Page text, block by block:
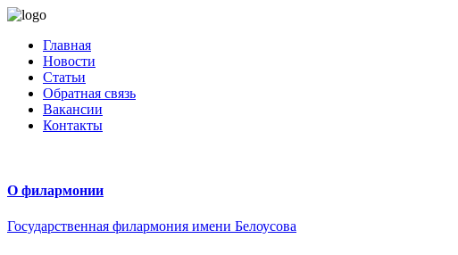
Главная
Новости
Статьи
Обратная связь
Вакансии
Контакты
О филармонии
Государственная филармония имени Белоусова